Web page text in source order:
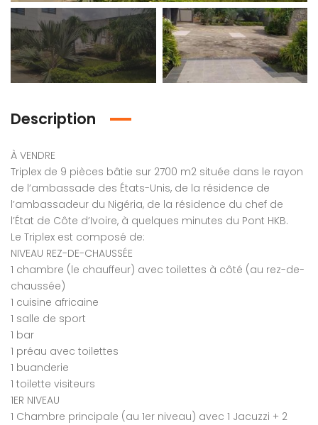
Description
À VENDRE
Triplex de 9 pièces bâtie sur 2700 m2 située dans le rayon
de l’ambassade des États-Unis, de la résidence de
l’ambassadeur du Nigéria, de la résidence du chef de
l’État de Côte d’Ivoire, à quelques minutes du Pont HKB.
Le Triplex est composé de:
NIVEAU REZ-DE-CHAUSSÉE
1 chambre (le chauffeur) avec toilettes à côté (au rez-de-
chaussée)
1 cuisine africaine
1 salle de sport
1 bar
1 préau avec toilettes
1 buanderie
1 toilette visiteurs
1ER NIVEAU
1 Chambre principale (au 1er niveau) avec 1 Jacuzzi + 2
found No item found